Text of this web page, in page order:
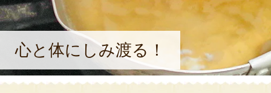
心と体にしみ渡る！